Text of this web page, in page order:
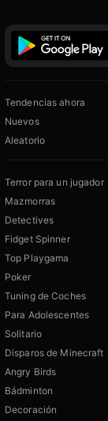
Tendencias ahora
Nuevos
Aleatorio
Terror para un jugador
Mazmorras
Detectives
Fidget Spinner
Top Playgama
Poker
Tuning de Coches
Para Adolescentes
Solitario
Disparos de Minecraft
Angry Birds
Bádminton
Decoración